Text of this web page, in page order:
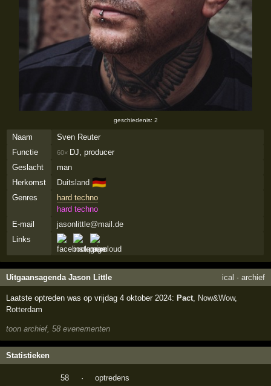
geschiedenis: 2
Naam
Sven Reuter
Functie
60× DJ, producer
Geslacht
man
Herkomst
Duitsland 🇩🇪
Genres
hard techno
hard techno
E-mail
jasonlittle@mail.de
Links
Uitgaansagenda Jason Little ical · archief
Laatste optreden was op vrijdag 4 oktober 2024: Pact Now&Wow,
Rotterdam
toon archief, 58 evenementen
Statistieken
58 ·
optredens